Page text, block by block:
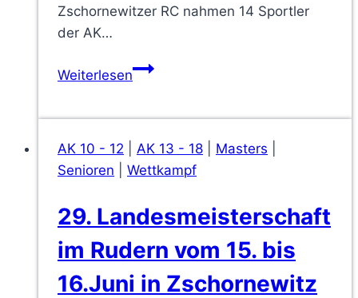
Zschornewitzer RC nahmen 14 Sportler
der AK…
Weiterlesen31
Zschornewitzer
RC
den
Landesjugendspielen
in
AK 10 - 12 AK 13 - 18 Masters
Senioren
Wettkampf
29. Landesmeisterschaft
im Rudern vom 15. bis
16.Juni in Zschornewitz